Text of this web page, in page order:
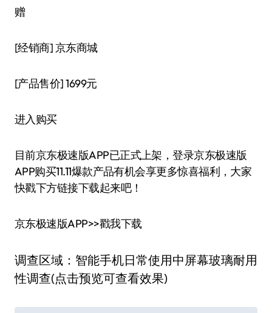
赠
[经销商]京东商城
[产品售价]1699元
进入购买
目前京东极速版APP已正式上架，登录京东极速版
APP购买11.11爆款产品有机会享更多惊喜福利，大家
快戳下方链接下载起来吧！
京东极速版APP>>戳我下载
调查区域：智能手机日常使用中屏幕玻璃耐用
性调查(点击预览可查看效果)